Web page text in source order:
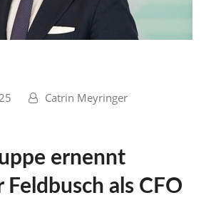
Catrin Meyringer
ernennt
Feldbusch als CFO